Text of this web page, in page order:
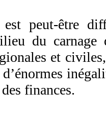
peut-être
du carnage
et
finances.